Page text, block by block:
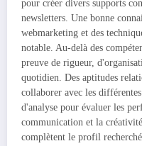
pour créer divers supports
newsletters. Une bonne
webmarketing et des
notable. Au-delà des
preuve de rigueur,
quotidien. Des aptitudes
collaborer avec les
d'analyse pour évaluer les
communication et la
complètent le profil